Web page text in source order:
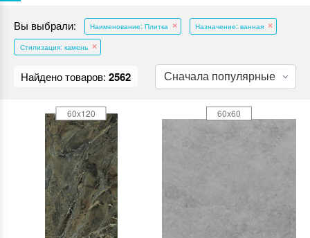
Вы выбрали: Наименование: Плитка Назначение: ванная
Стилизация: камень
Найдено товаров: 2562
60x120 60x60